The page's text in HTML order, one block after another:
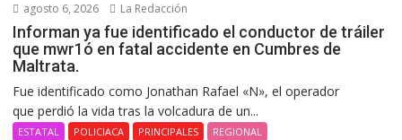
agosto 6, 2026 La Redacción
Informan ya fue identificado el conductor de tráiler
que mwr1ó en fatal accidente en Cumbres de
Maltrata.
Fue identificado como Jonathan Rafael «N», el operador
que perdió la vida tras la volcadura de un...
ESTATAL POLICIACA PRINCIPALES REGIONAL